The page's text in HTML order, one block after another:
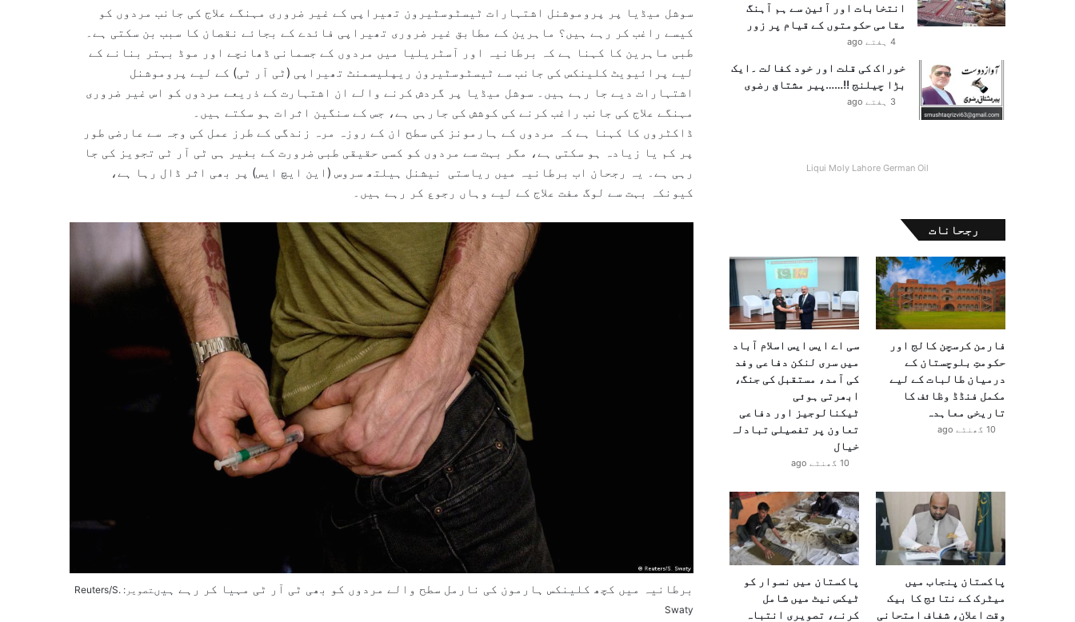
m
سوشل میڈیا پر پروموشنل اشتہارات ٹیسٹوسٹیرون تھیراپی کے غیر ضروری مہنگے علاج کی جانب مردوں کو
کیسے راغب کر رہے ہیں؟ ماہرین کے مطابق غیر ضروری تھیراپی فائدے کے بجائے نقصان کا سبب بن سکتی ہے۔
طبی ماہرین کا کہنا ہے کہ برطانیہ اور آسٹریلیا میں مردوں کے جسمانی ڈھانچے اور موڈ بہتر بنانے کے
لیے پرائیویٹ کلینکس کی جانب سے ٹیسٹوسٹیرون ریپلیسمنٹ تھیراپی (ٹی آر ٹی) کے لیے پروموشنل
اشتہارات دیے جا رہے ہیں۔ سوشل میڈیا پر گردش کرنے والے ان اشتہارت کے ذریعے مردوں کو اس غیر ضروری
مہنگے علاج کی جانب راغب کرنے کی کوشش کی جارہی ہے، جس کے سنگین اثرات ہو سکتے ہیں۔
ڈاکٹروں کا کہنا ہے کہ مردوں کے ہارمونز کی سطح ان کے روزہ مرہ زندگی کے طرز عمل کی وجہ سے عارضی طور
پر کم یا زیادہ ہو سکتی ہے، مگر بہت سے مردوں کو کسی حقیقی طبی ضرورت کے بغیر ہی ٹی آر ٹی تجویز کی جا
رہی ہے۔ یہ رجحان اب برطانیہ میں ریاستی نیشنل ہیلتھ سروس (این ایچ ایس) پر بھی اثر ڈال رہا ہے،
کیونکہ بہت سے لوگ مفت علاج کے لیے وہاں رجوع کر رہے ہیں۔
برطانیہ میں کچھ کلینکس ہارمون کی نارمل سطح والے مردوں کو بھی ٹی آر ٹی مہیا کر رہے ہیں
تصویر: Reuters/S.
Swaty
انتخابات اور آئین سے ہم آہنگ
مقامی حکومتوں کے قیام پر زور
4 ہفتے ago
خوراک کی قلت اور خود کفالت ۔ایک
بڑا چیلنج !!……پیر مشتاق رضوی
3 ہفتے ago
Liqui Moly Lahore German Oil
رجحانات
فارمن کرسچن کالج اور
حکومتِ بلوچستان کے
درمیان طالبات کے لیے
مکمل فنڈڈ وظائف کا
تاریخی معاہدہ
10 گھنٹے ago
سی اے ایس ایس اسلام آباد
میں سری لنکن دفاعی وفد
کی آمد، مستقبل کی جنگ،
ابھرتی ہوئی
ٹیکنالوجیز اور دفاعی
تعاون پر تفصیلی تبادلہ
خیال
10 گھنٹے ago
پاکستان پنجاب میں
میٹرک کے نتائج کا بیک
وقت اعلان، شفاف امتحانی
پاکستان میں نسوار کو
ٹیکس نیٹ میں شامل
کرنے، تصویری انتباہ